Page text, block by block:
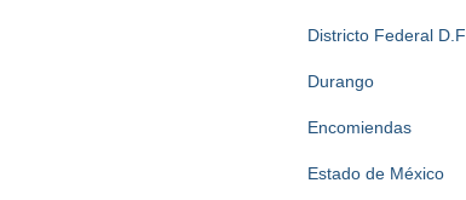
Districto Federal D.F
Durango
Encomiendas
Estado de México